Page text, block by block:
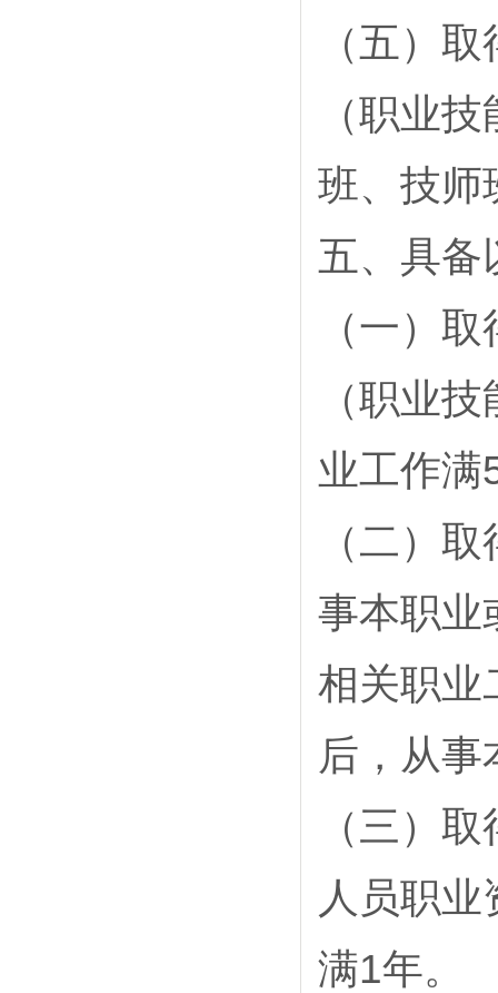
（五）
（职业
班、技师
五、具备
（一）
（职业
业工作满
（二）
事本职业
相关职业
后，从
（三）
人员职
满1年。